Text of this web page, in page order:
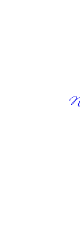
osob se
anatomii osob
snižuje riziko
sezení,
polohy stehen
uklouznutí.